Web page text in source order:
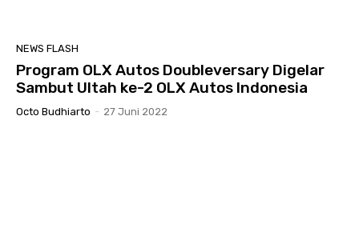
NEWS FLASH
Program OLX Autos Doubleversary Digelar
Sambut Ultah ke-2 OLX Autos Indonesia
Octo Budhiarto - 27 Juni 2022